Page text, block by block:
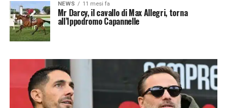
NEWS 11 mesi fa
Mr Darcy, il cavallo di Max Allegri, torna
all’Ippodromo Capannelle